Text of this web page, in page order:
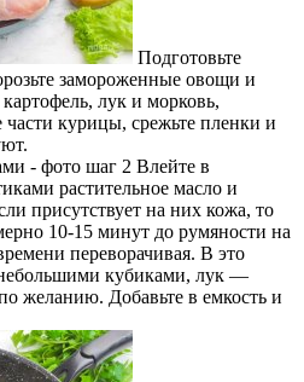
Подготовьте
замороженные овощи и
лук и морковь,
курицы, срежьте пленки и
Влейте в
растительное масло и
присутствует на них кожа, то
10-15 минут до румяности на
переворачивая. В это
кубиками, лук —
желанию. Добавьте в емкость и